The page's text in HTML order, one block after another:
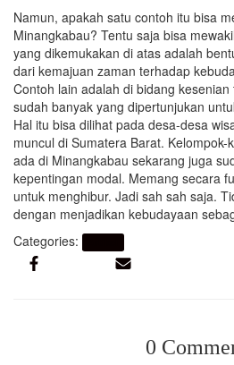
Namun, apakah satu contoh itu bisa
Minangkabau? Tentu saja bisa
yang dikemukakan di atas adalah
dari kemajuan zaman terhadap
Contoh lain adalah di bidang
sudah banyak yang dipertunjukan
Hal itu bisa dilihat pada desa-desa
muncul di Sumatera Barat.
ada di Minangkabau sekarang juga
kepentingan modal. Memang secara
untuk menghibur. Jadi sah sah saja.
dengan menjadikan kebudayaan
Categories:
0